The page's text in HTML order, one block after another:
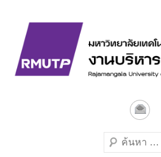
content
งานบริหาร
มทร.พร
Search